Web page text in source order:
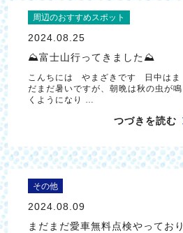
周辺のおすすめスポット
2024.08.25
⛰富士山行ってきました⛰
こんちには やまざきです 日中はま
だまだ暑いですが、朝晩は秋の虫が鳴
くようになり …
つづきを読む
その他
2024.08.09
まだまだ愛車無料点検やっており